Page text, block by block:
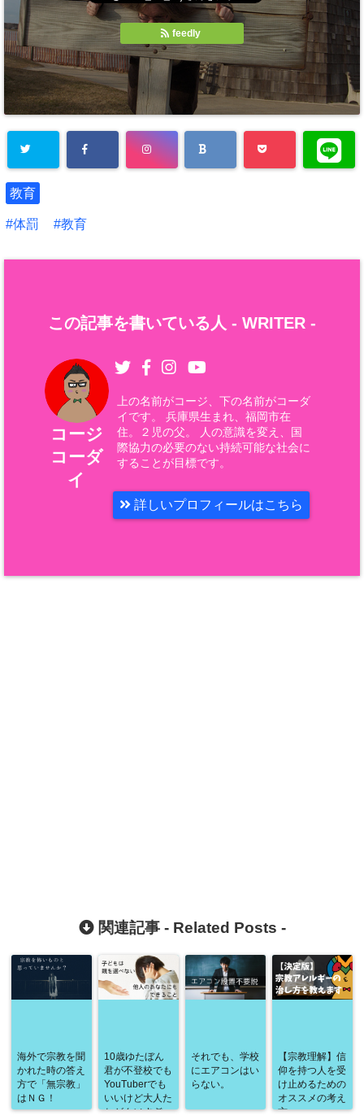
feedly
教育
体罰 教育
この記事を書いている人 - WRITER -
コージ
コーダ
イ
上の名前がコージ、下の名前がコーダ
イです。 兵庫県生まれ、福岡市在
住。２児の父。 人の意識を変え、国
際協力の必要のない持続可能な社会に
することが目標です。
詳しいプロフィールはこちら
関連記事 - Related Posts -
海外で宗教を聞
かれた時の答え
方で「無宗教」
はＮＧ！
10歳ゆたぼん
君が不登校でも
YouTuberでも
いいけど大人た
ちがクソすぎ
それでも、学校
にエアコンはい
らない。
【宗教理解】信
仰を持つ人を受
け止めるための
オススメの考え
方